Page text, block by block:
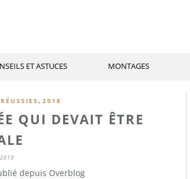
ET ASTUCES MONTAGES
, 2018
QUI DEVAIT ÊTRE
depuis Overblog